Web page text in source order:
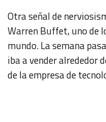
Otra señal de
Warren Buffet, uno de
mundo. La semana
iba a vender alrededor
de la empresa de